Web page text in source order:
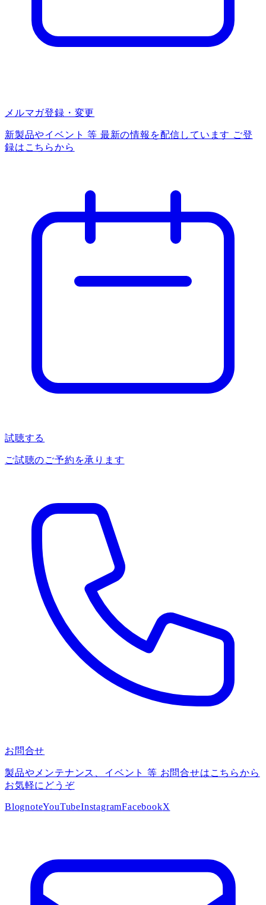
メルマガ登録・変更
新製品やイベント 等 最新の情報を配信しています ご登
録はこちらから
試聴する
ご試聴のご予約を承ります
お問合せ
製品やメンテナンス、イベント 等 お問合せはこちらから
お気軽にどうぞ
BlognoteYouTubeInstagramFacebookX